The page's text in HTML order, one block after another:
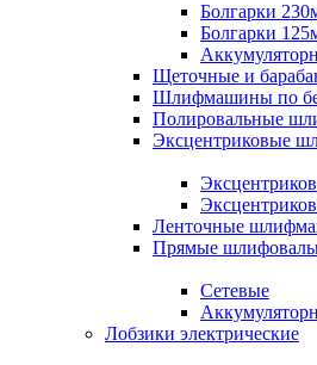
Болгарки
Болгарки
Щеточные и
Шлифмашины по
Полировальные
Эксцентриковые
Ленточные
Прямые
Сетевые
Лобзики электрические